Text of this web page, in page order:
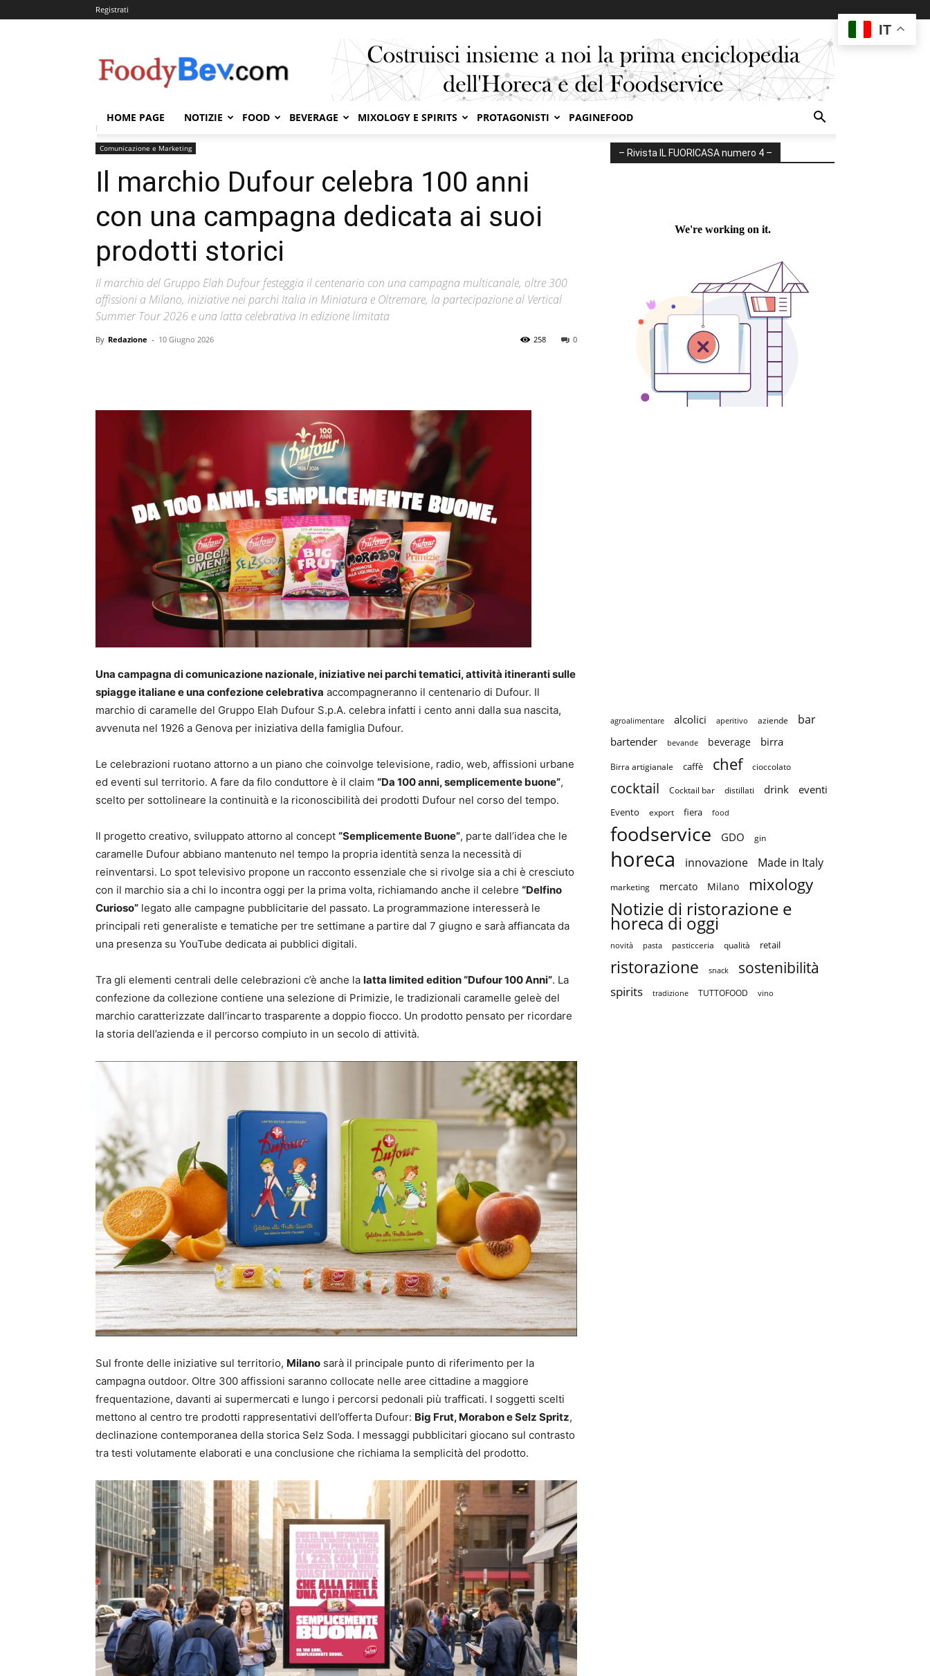
Registrati
HOME PAGE NOTIZIE FOOD BEVERAGE MIXOLOGY E SPIRITS PROTAGONISTI PAGINEFOOD
Home
Comunicazione e Marketing
Il marchio Dufour celebra 100 anni
con una campagna dedicata ai suoi
prodotti storici
Il marchio del Gruppo Elah Dufour festeggia il centenario con una campagna multicanale, oltre 300
affissioni a Milano, iniziative nei parchi Italia in Miniatura e Oltremare, la partecipazione al Vertical
Summer Tour 2026 e una latta celebrativa in edizione limitata
By Redazione - 10 Giugno 2026 0
258
Una campagna di comunicazione nazionale, iniziative nei parchi tematici, attività itineranti sulle
spiagge italiane e una confezione celebrativa accompagneranno il centenario di Dufour. Il
marchio di caramelle del Gruppo Elah Dufour S.p.A. celebra infatti i cento anni dalla sua nascita,
avvenuta nel 1926 a Genova per iniziativa della famiglia Dufour.
Le celebrazioni ruotano attorno a un piano che coinvolge televisione, radio, web, affissioni urbane
ed eventi sul territorio. A fare da filo conduttore è il claim “Da 100 anni, semplicemente buone”,
scelto per sottolineare la continuità e la riconoscibilità dei prodotti Dufour nel corso del tempo.
Il progetto creativo, sviluppato attorno al concept “Semplicemente Buone”, parte dall’idea che le
caramelle Dufour abbiano mantenuto nel tempo la propria identità senza la necessità di
reinventarsi. Lo spot televisivo propone un racconto essenziale che si rivolge sia a chi è cresciuto
con il marchio sia a chi lo incontra oggi per la prima volta, richiamando anche il celebre “Delfino
Curioso” legato alle campagne pubblicitarie del passato. La programmazione interesserà le
principali reti generaliste e tematiche per tre settimane a partire dal 7 giugno e sarà affiancata da
una presenza su YouTube dedicata ai pubblici digitali.
Tra gli elementi centrali delle celebrazioni c’è anche la latta limited edition “Dufour 100 Anni”. La
confezione da collezione contiene una selezione di Primizie, le tradizionali caramelle geleè del
marchio caratterizzate dall’incarto trasparente a doppio fiocco. Un prodotto pensato per ricordare
la storia dell’azienda e il percorso compiuto in un secolo di attività.
Sul fronte delle iniziative sul territorio, Milano sarà il principale punto di riferimento per la
campagna outdoor. Oltre 300 affissioni saranno collocate nelle aree cittadine a maggiore
frequentazione, davanti ai supermercati e lungo i percorsi pedonali più trafficati. I soggetti scelti
mettono al centro tre prodotti rappresentativi dell’offerta Dufour: Big Frut, Morabon e Selz Spritz,
declinazione contemporanea della storica Selz Soda. I messaggi pubblicitari giocano sul contrasto
tra testi volutamente elaborati e una conclusione che richiama la semplicità del prodotto.
– Rivista IL FUORICASA numero 4 –
agroalimentare alcolici aperitivo aziende bar
bartender bevande beverage birra
Birra artigianale caffè chef cioccolato
cocktail Cocktail bar distillati drink eventi
Evento export fiera food
foodservice GDO gin
horeca innovazione Made in Italy
marketing mercato Milano mixology
Notizie di ristorazione e
horeca di oggi
novità pasta pasticceria qualità retail
ristorazione snack sostenibilità
spirits tradizione TUTTOFOOD vino
IT